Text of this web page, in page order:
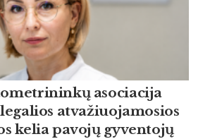
asociacija
atvažiuojamosios
kelia pavojų gyventojų